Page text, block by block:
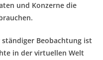
und Konzerne die
Beobachtung ist
in der virtuellen Welt